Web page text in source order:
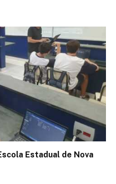
Estadual de Nova